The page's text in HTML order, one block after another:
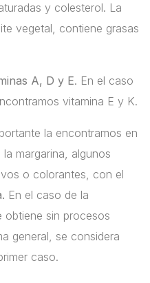
y colesterol. La
vegetal, contiene grasas
A, D y E. En el caso
vitamina E y K.
la encontramos en
margarina, algunos
o colorantes, con el
En el caso de la
obtiene sin procesos
general, se considera
caso.